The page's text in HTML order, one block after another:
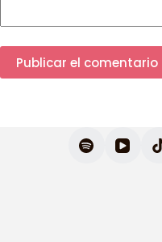
Publicar el comentario